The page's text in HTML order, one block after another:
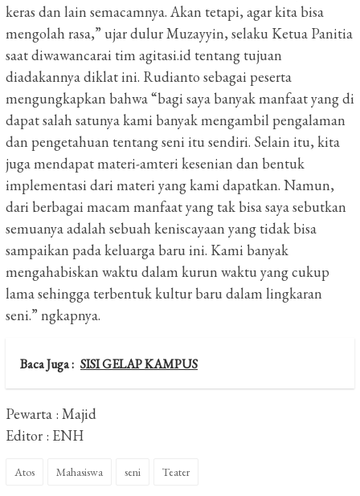
keras dan lain semacamnya. Akan tetapi, agar kita bisa
mengolah rasa,” ujar dulur Muzayyin, selaku Ketua Panitia
saat diwawancarai tim agitasi.id tentang tujuan
diadakannya diklat ini. Rudianto sebagai peserta
mengungkapkan bahwa “bagi saya banyak manfaat yang di
dapat salah satunya kami banyak mengambil pengalaman
dan pengetahuan tentang seni itu sendiri. Selain itu, kita
juga mendapat materi-amteri kesenian dan bentuk
implementasi dari materi yang kami dapatkan. Namun,
dari berbagai macam manfaat yang tak bisa saya sebutkan
semuanya adalah sebuah keniscayaan yang tidak bisa
sampaikan pada keluarga baru ini. Kami banyak
mengahabiskan waktu dalam kurun waktu yang cukup
lama sehingga terbentuk kultur baru dalam lingkaran
seni.” ngkapnya.
Baca Juga : SISI GELAP KAMPUS
Pewarta : Majid
Editor : ENH
Atos Mahasiswa seni Teater